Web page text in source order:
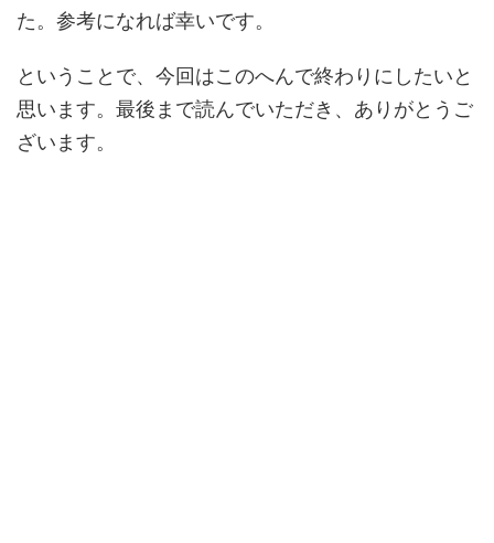
た。参考になれば幸いです。
ということで、今回はこのへんで終わりにしたいと
思います。最後まで読んでいただき、ありがとうご
ざいます。